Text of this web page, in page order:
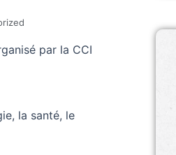
par la CCI
la santé, le